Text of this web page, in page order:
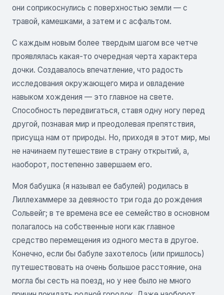
они соприкоснулись с поверхностью земли — с
травой, камешками, а затем и с асфальтом.
С каждым новым более твердым шагом все четче
проявлялась какая-то очередная черта характера
дочки. Создавалось впечатление, что радость
исследования окружающего мира и овладение
навыком хождения — это главное на свете.
Способность передвигаться, ставя одну ногу перед
другой, познавая мир и преодолевая препятствия,
присуща нам от природы. Но, приходя в этот мир, мы
не начинаем путешествие в страну открытий, а,
наоборот, постепенно завершаем его.
Моя бабушка (я называл ее бабулей) родилась в
Лиллехаммере за девяносто три года до рождения
Сольвейг; в те времена все ее семейство в основном
полагалось на собственные ноги как главное
средство перемещения из одного места в другое.
Конечно, если бы бабуле захотелось (или пришлось)
путешествовать на очень большое расстояние, она
могла бы сесть на поезд, но у нее было не много